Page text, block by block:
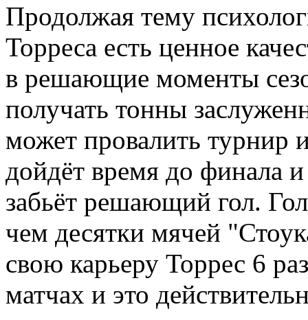
Продолжая тему
Торреса есть ценное
в решающие моменты
получать тонны
может провалить турнир
дойдёт время до финала
забьёт решающий гол.
чем десятки мячей
свою карьеру Торрес 6
матчах и это